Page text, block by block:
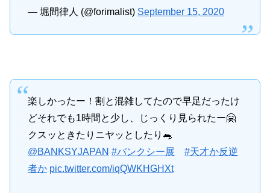
— 堀間律人 (@forimalist) September 15, 2020
楽しかったー！割と混雑してたので早足だったけ
どそれでも1時間と少し、じっくり見られたー🤗
クスッときたりニヤッとしたり🐀
@BANKSYJAPAN #バンクシー展
#天才か反逆
者か pic.twitter.com/iqQWKHGHXt